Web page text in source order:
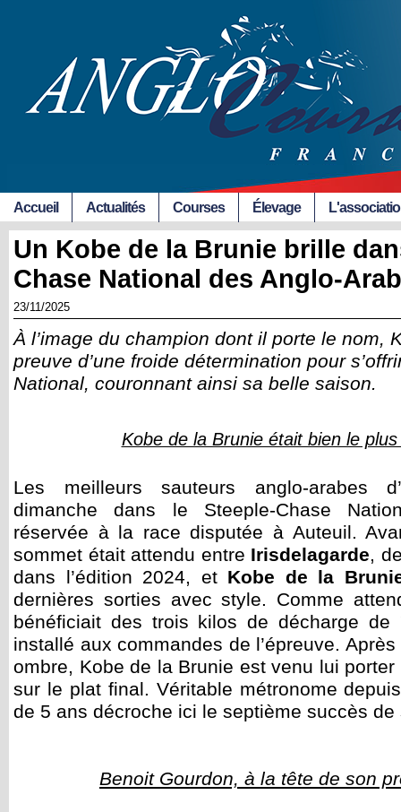
Accueil Actualités Courses Élevage
Un Kobe de la Brunie brille
Chase National des Anglo-
23/11/2025
À l’image du champion dont il porte le nom,
preuve d’une froide détermination pour
National, couronnant ainsi sa belle saison.
Kobe de la Brunie était bien le
Les meilleurs sauteurs anglo-arabes
dimanche dans le Steeple-Chase
réservée à la race disputée à Auteuil.
sommet était attendu entre Irisdelagarde,
dans l’édition 2024, et Kobe de la
dernières sorties avec style. Comme
bénéficiait des trois kilos de décharge de
installé aux commandes de l’épreuve.
ombre, Kobe de la Brunie est venu lui
sur le plat final. Véritable métronome
de 5 ans décroche ici le septième succès de
Benoit Gourdon, à la tête de son